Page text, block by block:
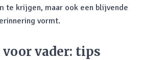
te krijgen, maar ook een blijvende
vormt.
voor vader: tips